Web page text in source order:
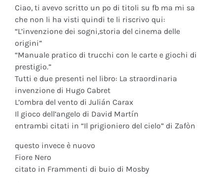
Ciao, ti avevo scritto un po di titoli su fb ma mi sa
che non li ha visti quindi te li riscrivo qui:
“L’invenzione dei sogni,storia del cinema delle
origini”
“Manuale pratico di trucchi con le carte e giochi di
prestigio.”
Tutti e due presenti nel libro: La straordinaria
invenzione di Hugo Cabret
L’ombra del vento di Julián Carax
Il gioco dell’angelo di David Martín
entrambi citati in “Il prigioniero del cielo” di Zafòn
questo invece è nuovo
Fiore Nero
citato in Frammenti di buio di Mosby